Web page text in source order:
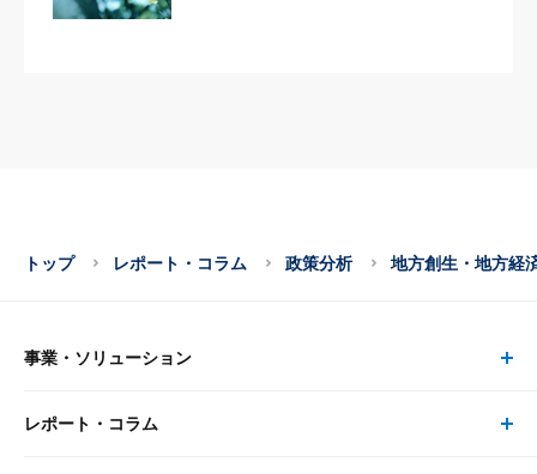
トップ レポート・コラム 政策分析 地方創生・地方経
事業・ソリューション
事業・ソリューション トップ
レポート・コラム